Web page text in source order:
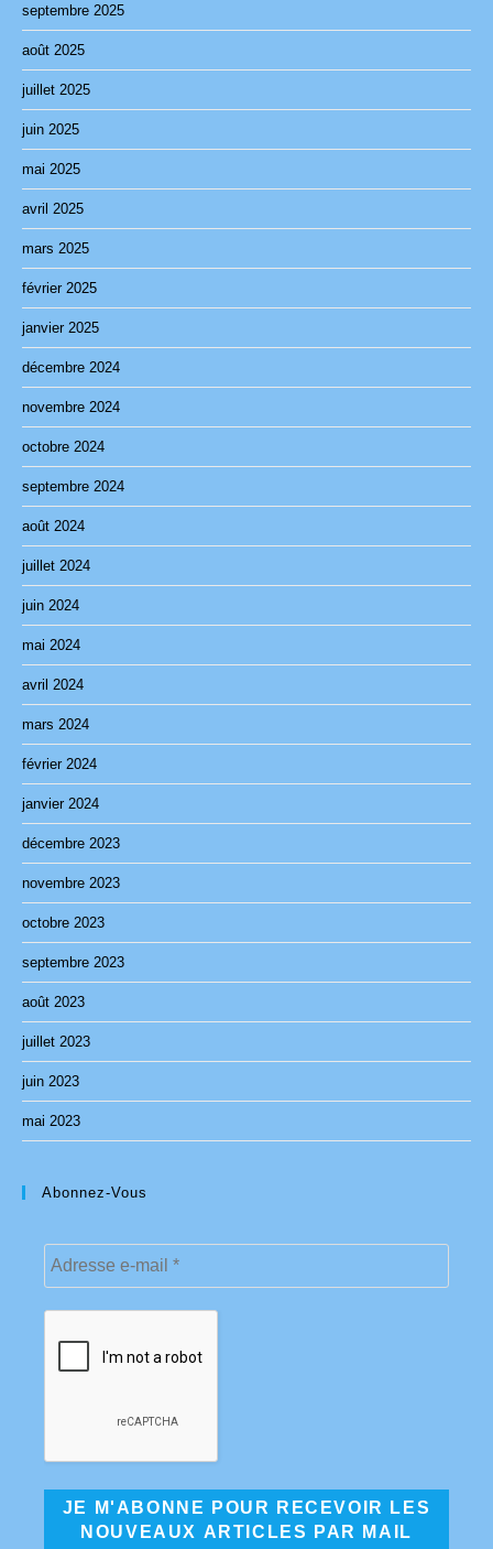
septembre 2025
août 2025
juillet 2025
juin 2025
mai 2025
avril 2025
mars 2025
février 2025
janvier 2025
décembre 2024
novembre 2024
octobre 2024
septembre 2024
août 2024
juillet 2024
juin 2024
mai 2024
avril 2024
mars 2024
février 2024
janvier 2024
décembre 2023
novembre 2023
octobre 2023
septembre 2023
août 2023
juillet 2023
juin 2023
mai 2023
Abonnez-Vous